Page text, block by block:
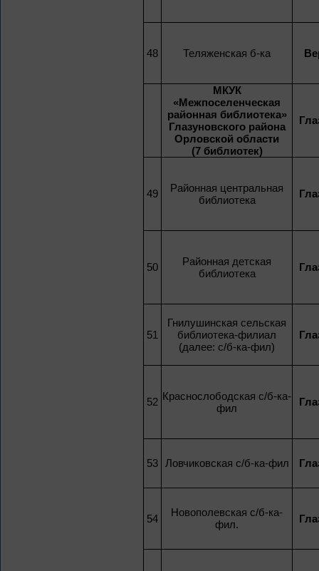
48 Теляженская б-ка
МКУК
«Межпоселенческая
районная библиотека»
Глазуновского района
Орловской области
(7 библиотек)
49
Районная центральная
библиотека
50
Районная детская
библиотека
51
Гнилушинская сельская
библиотека-филиал
(далее: с/б-ка-фил)
52 Краснослободская с/б-ка-
фил
53 Ловчиковская с/б-ка-фил
54
Новополевская с/б-ка-
фил.